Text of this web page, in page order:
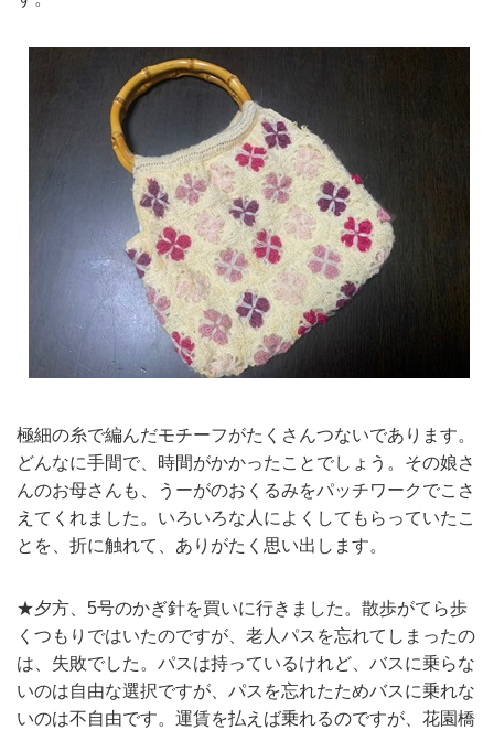
極細の糸で編んだモチーフがたくさんつないであります。
どんなに手間で、時間がかかったことでしょう。その娘さ
んのお母さんも、うーがのおくるみをパッチワークでこさ
えてくれました。いろいろな人によくしてもらっていたこ
とを、折に触れて、ありがたく思い出します。
★夕方、5号のかぎ針を買いに行きました。散歩がてら歩
くつもりではいたのですが、老人パスを忘れてしまったの
は、失敗でした。パスは持っているけれど、バスに乗らな
いのは自由な選択ですが、パスを忘れたためバスに乗れな
いのは不自由です。運賃を払えば乗れるのですが、花園橋